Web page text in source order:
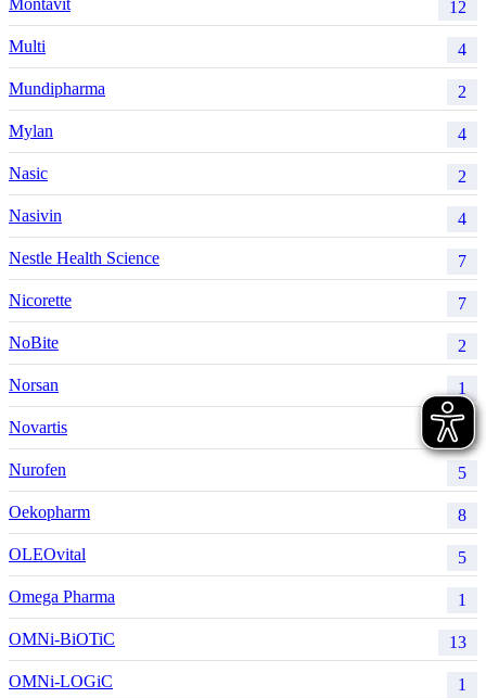
Montavit 12
Multi 4
Mundipharma 2
Mylan 4
Nasic 2
Nasivin 4
Nestle Health Science 7
Nicorette 7
NoBite 2
Norsan 1
Novartis
Nurofen 5
Oekopharm 8
OLEOvital 5
Omega Pharma 1
OMNi-BiOTiC 13
OMNi-LOGiC 1